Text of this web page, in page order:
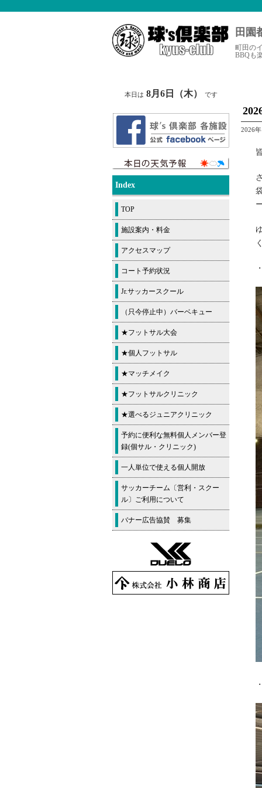
田園
町田の
BBQも
2026
本日は 8月6日（木） です
Index
TOP
施設案内・料金
アクセスマップ
コート予約状況
Jr.サッカースクール
（只今停止中）バーベキュー
★フットサル大会
★個人フットサル
★マッチメイク
★フットサルクリニック
★選べるジュニアクリニック
予約に便利な無料個人メンバー登
録(個サル・クリニック)
一人単位で使える個人開放
サッカーチーム〔営利・スクー
ル〕ご利用について
バナー広告協賛 募集